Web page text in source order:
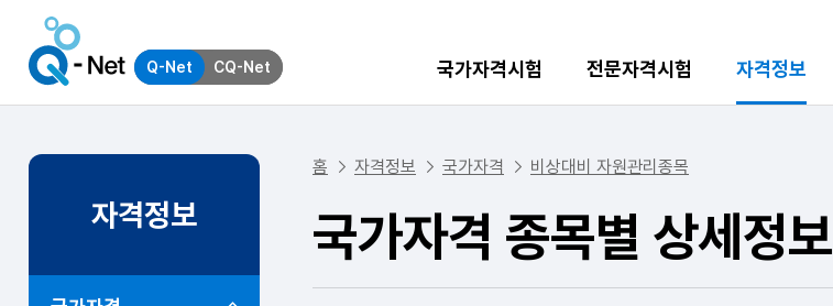
Q-Net CQ-Net 국가자격시험 전문자격시험 자격정보
자격정보
홈 자격정보 국가자격 비상대비 자원관리종목
국가자격 종목별 상세정보